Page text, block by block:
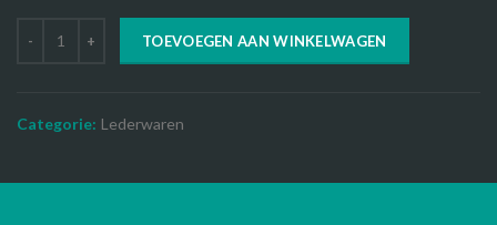
TOEVOEGEN AAN WINKELWAGEN
Categorie: Lederwaren